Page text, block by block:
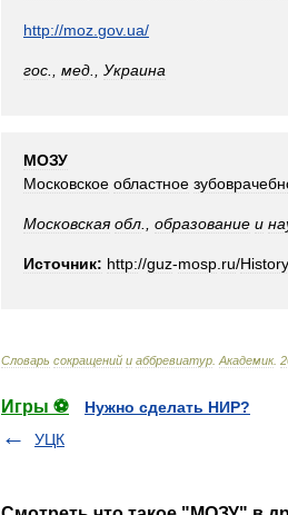
http://moz gov. ua/
гос мед Украина
МОЗУ
Московское областное
Московская обл образование и
Источник: http://guz-mosp ru/History
Словарь сокращений и аббревиатур Академик.
Игры ⚽
Нужно сделать НИР?
УЦК